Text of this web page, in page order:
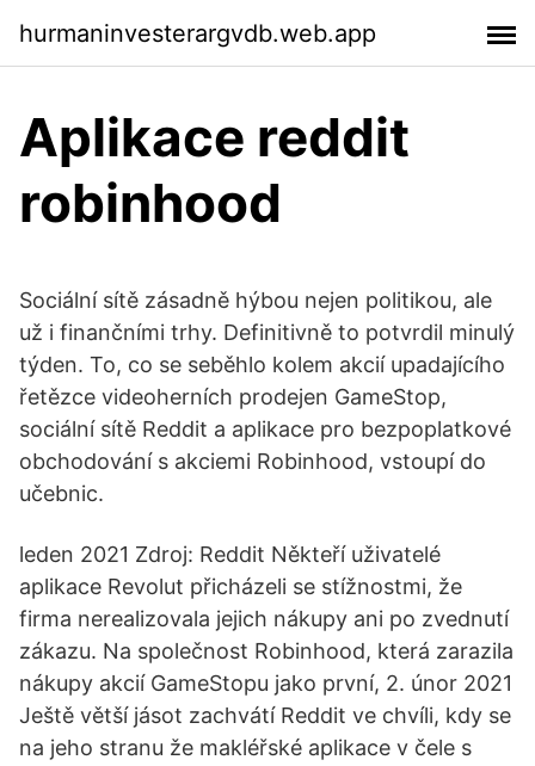
hurmaninvesterargvdb.web.app
Aplikace reddit
robinhood
Sociální sítě zásadně hýbou nejen politikou, ale
už i finančními trhy. Definitivně to potvrdil minulý
týden. To, co se seběhlo kolem akcií upadajícího
řetězce videoherních prodejen GameStop,
sociální sítě Reddit a aplikace pro bezpoplatkové
obchodování s akciemi Robinhood, vstoupí do
učebnic.
leden 2021 Zdroj: Reddit Někteří uživatelé
aplikace Revolut přicházeli se stížnostmi, že
firma nerealizovala jejich nákupy ani po zvednutí
zákazu. Na společnost Robinhood, která zarazila
nákupy akcií GameStopu jako první, 2. únor 2021
Ještě větší jásot zachvátí Reddit ve chvíli, kdy se
na jeho stranu že makléřské aplikace v čele s